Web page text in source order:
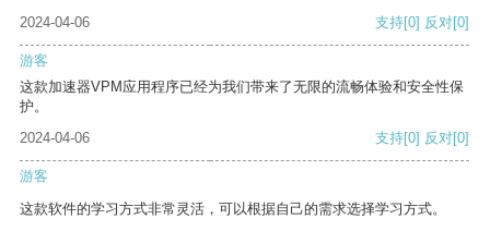
2024-04-06 支持[0] 反对[0]
游客
这款加速器VPM应用程序已经为我们带来了无限的流畅体验和安全性保
护。
2024-04-06
支持[0] 反对[0]
游客
这款软件的学习方式非常灵活，可以根据自己的需求选择学习方式。